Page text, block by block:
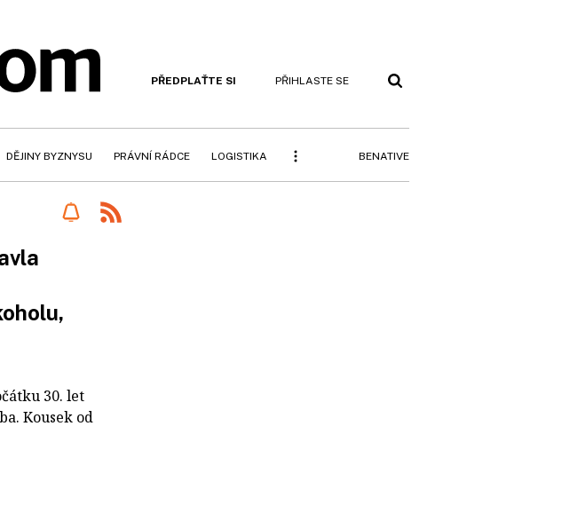
PŘEDPLAŤTE SI PŘIHLASTE SE
DĚJINY BYZNYSU PRÁVNÍ RÁDCE LOGISTIKA BENATIVE
30. let
Kousek od